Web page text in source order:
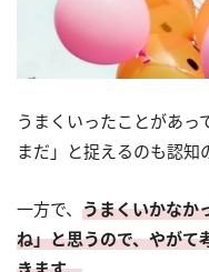
うまくいったことがあっ
まだ」と捉えるのも認知
一方で、 うまくいかなか
ね」と思うので、やがて